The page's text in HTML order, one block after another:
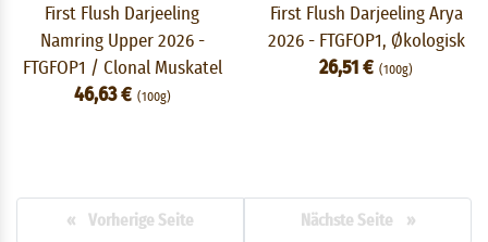
First Flush Darjeeling
Namring Upper 2026 -
FTGFOP1 / Clonal Muskatel
46,63 € (100g)
First Flush Darjeeling Arya
2026 - FTGFOP1, Økologisk
26,51 € (100g)
« Vorherige Seite Nächste Seite »